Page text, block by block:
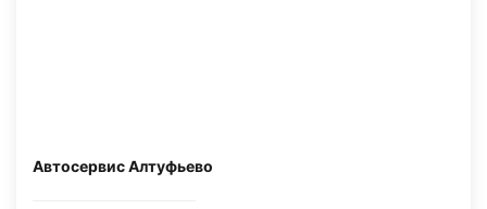
Автосервис Алтуфьево